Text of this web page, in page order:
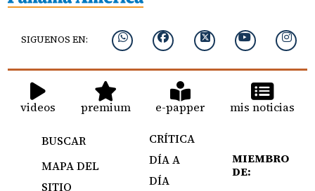
SIGUENOS EN:
videos premium e-papper mis noticias
BUSCAR
MAPA DEL
SITIO
CRÍTICA
DÍA A
DÍA
MIEMBRO
DE: